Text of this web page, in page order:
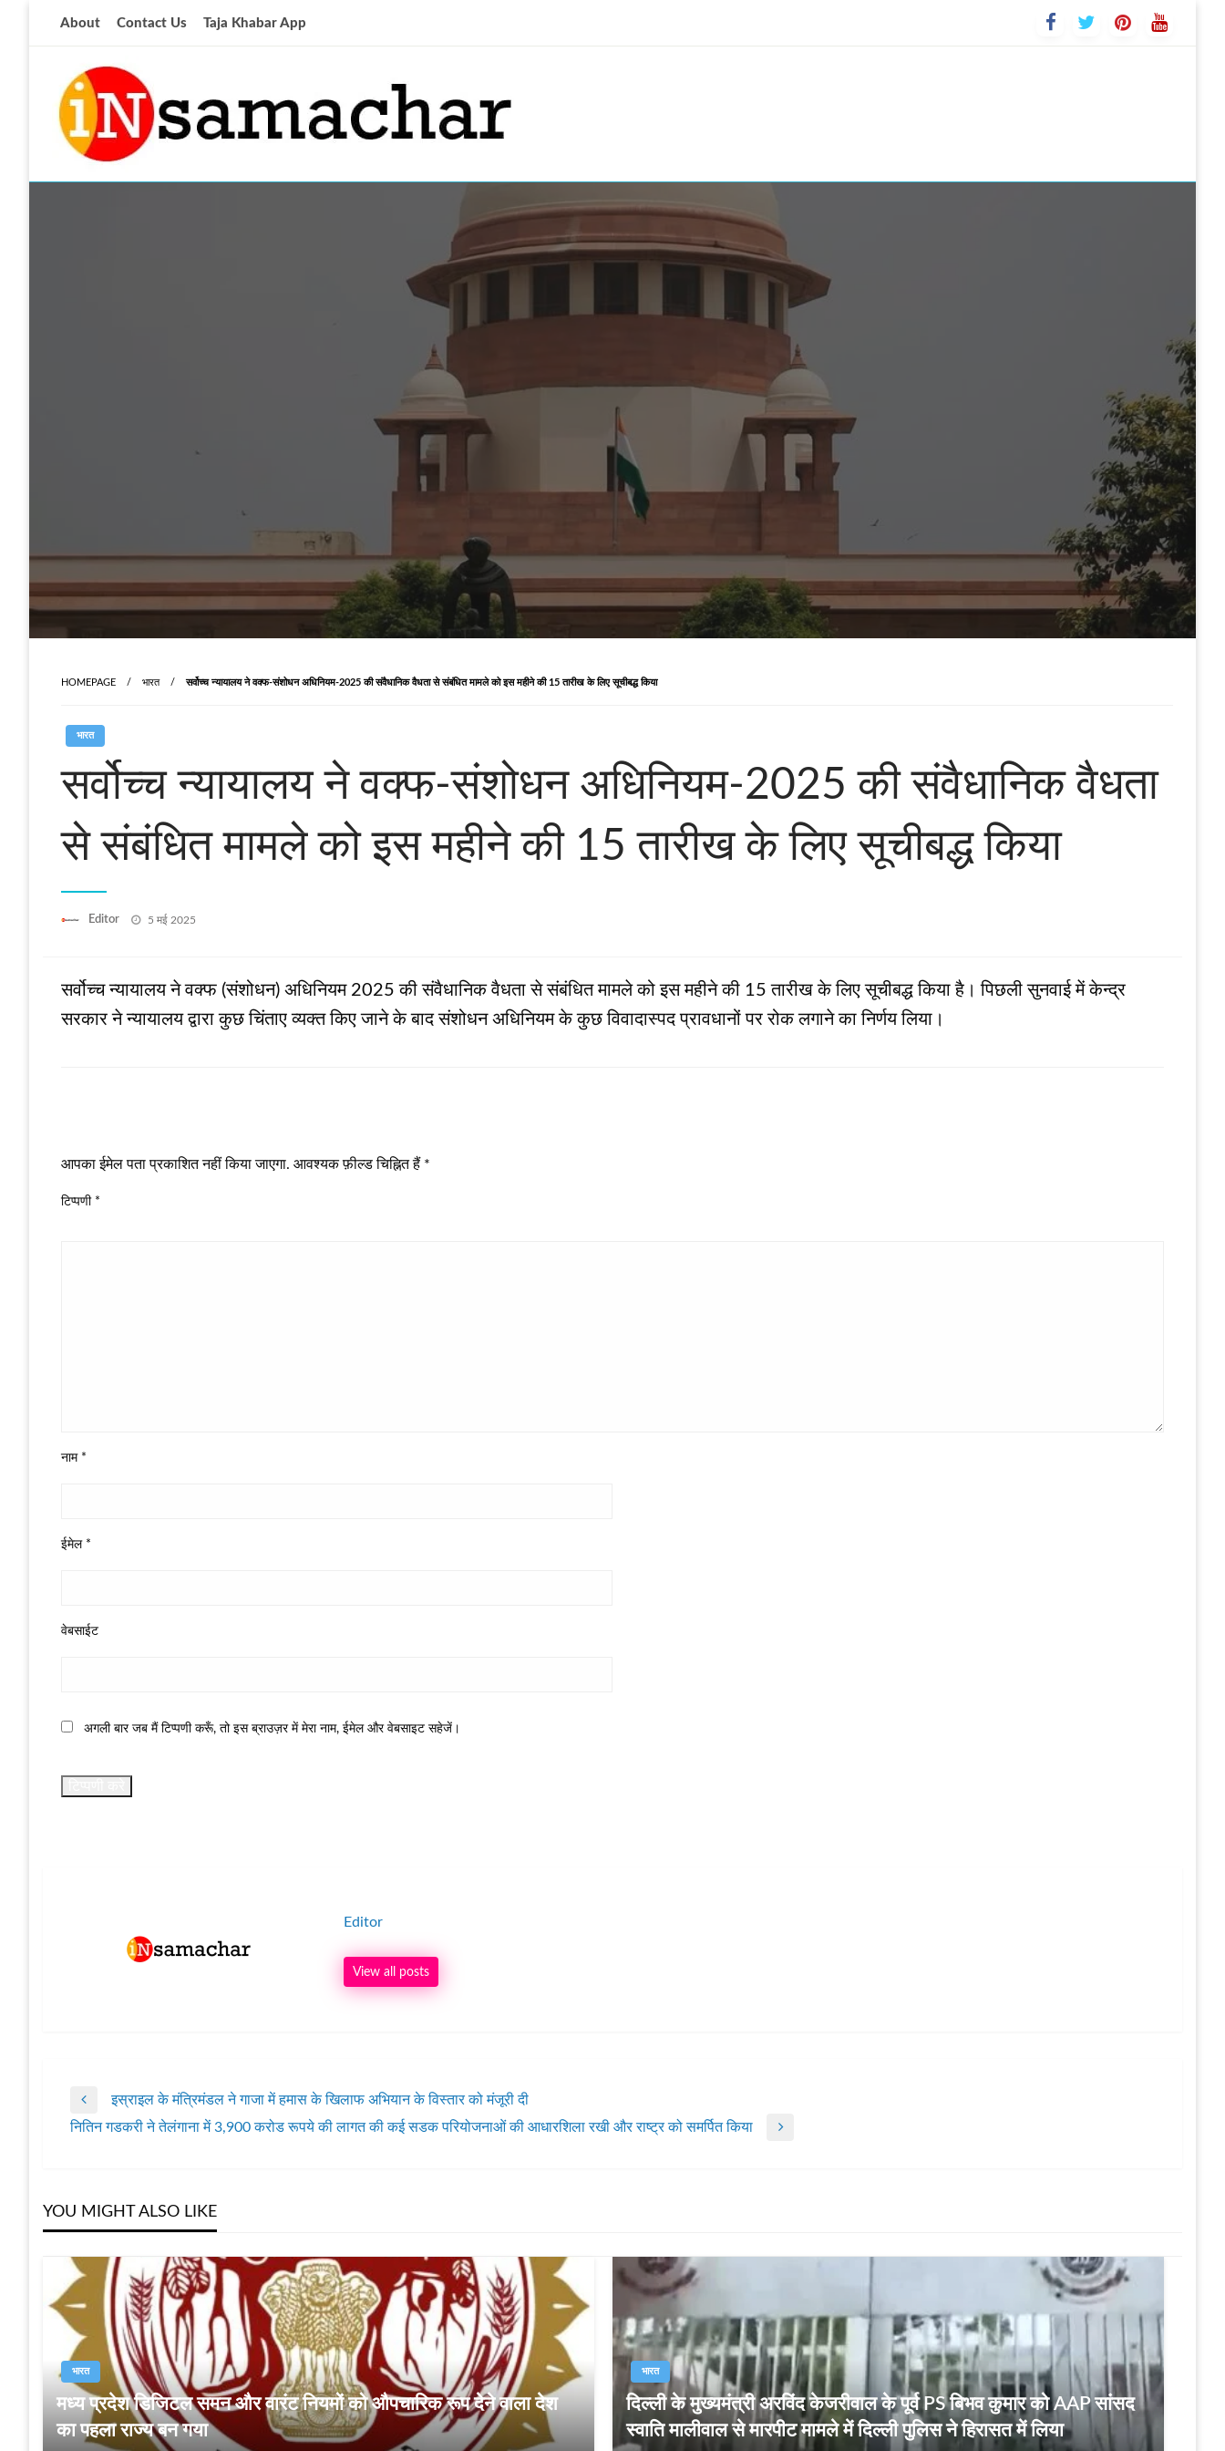
About Contact Us Taja Khabar App
आज की ताजा खबर
HOMEPAGE भारत सर्वोच्‍च न्‍यायालय ने वक्‍फ-संशोधन अधिनियम-2025 की संवैधानिक वैधता से संबंधित मामले को इस महीने की 15 तारीख के लिए सूचीबद्ध किया
भारत
सर्वोच्‍च न्‍यायालय ने वक्‍फ-संशोधन अधिनियम-2025 की संवैधानिक वैधता
से संबंधित मामले को इस महीने की 15 तारीख के लिए सूचीबद्ध किया
Editor
Posted
5 मई 2025
सर्वोच्‍च न्यायालय ने वक्फ (संशोधन) अधिनियम 2025 की संवैधानिक वैधता से संबंधित मामले को इस महीने की 15 तारीख के लिए सूचीबद्ध किया है। पिछली सुनवाई में केन्‍द्र
सरकार ने न्‍यायालय द्वारा कुछ चिंताए व्‍यक्‍त किए जाने के बाद संशोधन अधिनियम के कुछ विवादास्‍पद प्रावधानों पर रोक लगाने का निर्णय लिया।
आपका ईमेल पता प्रकाशित नहीं किया जाएगा. आवश्यक फ़ील्ड चिह्नित हैं *
टिप्पणी *
नाम *
ईमेल *
वेबसाईट
अगली बार जब मैं टिप्पणी करूँ, तो इस ब्राउज़र में मेरा नाम, ईमेल और वेबसाइट सहेजें।
Editor
View all posts
पोस्ट
Previous
Post
इस्राइल के मंत्रिमंडल ने गाजा में हमास के खिलाफ अभियान के विस्तार को मंजूरी दी
Next
नितिन गडकरी ने तेलंगाना में 3,900 करोड रूपये की लागत की कई सडक परियोजनाओं की आधारशिला रखी और राष्‍ट्र को समर्पित किया
YOU MIGHT ALSO LIKE
भारत
मध्‍य प्रदेश डिजिटल समन और वारंट नियमों को औपचारिक रूप देने वाला देश
का पहला राज्य बन गया
भारत
दिल्ली के मुख्यमंत्री अरविंद केजरीवाल के पूर्व PS बिभव कुमार को AAP सांसद
स्वाति मालीवाल से मारपीट मामले में दिल्ली पुलिस ने हिरासत में लिया